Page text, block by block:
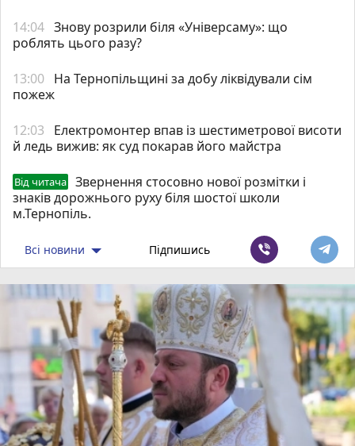
14:04 Знову розрили біля «Універсаму»: що
роблять цього разу?
13:00 На Тернопільщині за добу ліквідували сім
пожеж
12:03
Електромонтер впав із шестиметрової висоти
й ледь вижив: як суд покарав його майстра
Від читача
Звернення стосовно нової розмітки і
знаків дорожнього руху біля шостої школи
м.Тернопіль.
Всі новини Підпишись